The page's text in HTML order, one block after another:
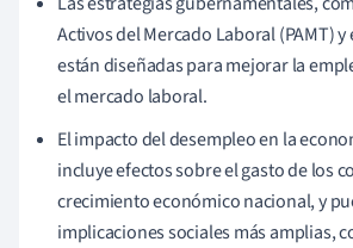
Activos del Mercado Laboral (PAMT)
están diseñadas para mejorar la
el mercado laboral.
El impacto del desempleo en la
incluye efectos sobre el gasto de los
crecimiento económico nacional, y
implicaciones sociales más amplias,